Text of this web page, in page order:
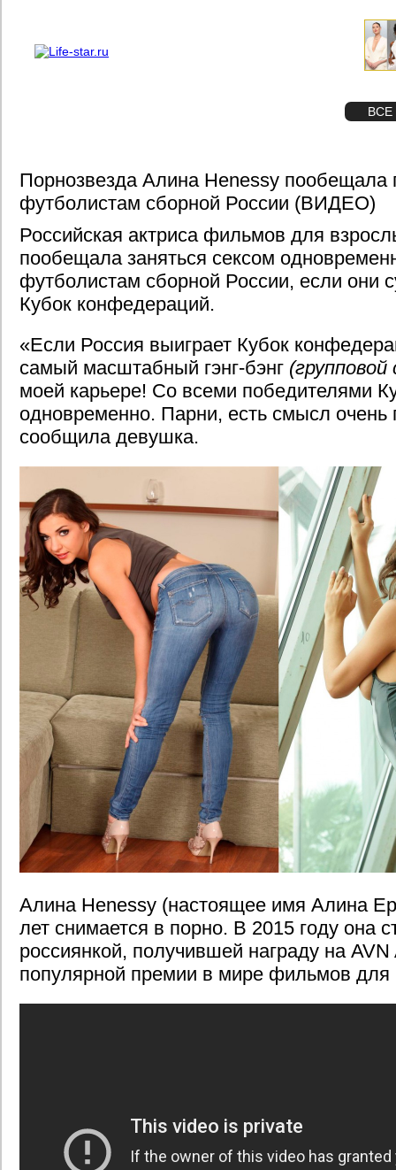
ВСЕ
Порнозвезда Алина Henessy пообещала
футболистам сборной России (ВИДЕО)
Российская актриса фильмов для
пообещала заняться сексом
футболистам сборной России, если они
Кубок конфедераций.
«Если Россия выиграет Кубок
самый масштабный гэнг-бэнг
моей карьере! Со всеми победителями
одновременно. Парни, есть смысл очень
сообщила девушка.
Алина Henessy (настоящее имя Алина
лет снимается в порно. В 2015 году она
россиянкой, получившей награду на
популярной премии в мире фильмов для